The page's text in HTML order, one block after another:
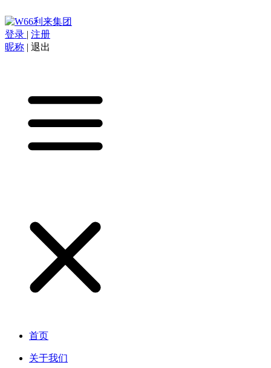
登录 | 注册
昵称 | 退出
首页
关于我们